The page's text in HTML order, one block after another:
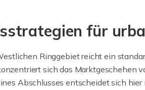
für
Ringgebiet reicht ein
sich das
Abschlusses entscheidet sich